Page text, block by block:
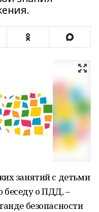
занятий с детьми
беседу о ПДД, –
безопасности